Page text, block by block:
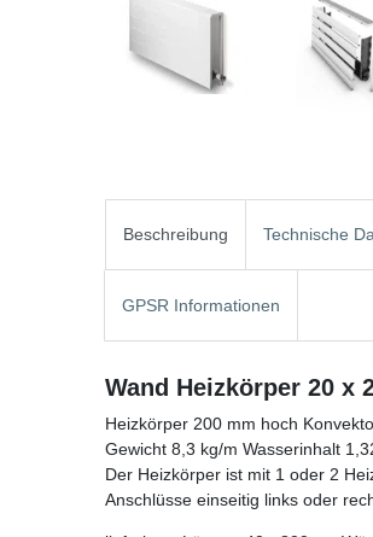
Beschreibung Technische
GPSR Informationen
Wand Heizkörper 20 x
Heizkörper 200 mm hoch
Gewicht 8,3 kg/m Wasserinhalt
Der Heizkörper ist mit 1 oder 2
Anschlüsse einseitig links oder